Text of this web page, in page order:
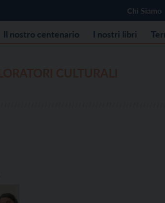
Chi Siamo
Il nostro centenario I nostri libri